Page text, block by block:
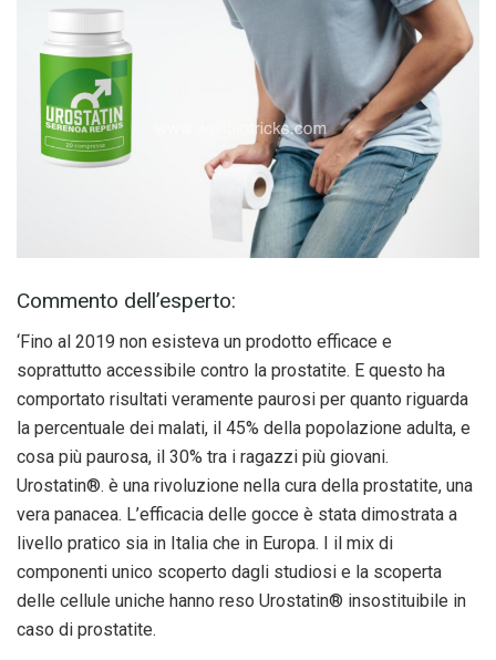
Commento dell’esperto:
‘Fino al 2019 non esisteva un prodotto efficace e
soprattutto accessibile contro la prostatite. E questo ha
comportato risultati veramente paurosi per quanto riguarda
la percentuale dei malati, il 45% della popolazione adulta, e
cosa più paurosa, il 30% tra i ragazzi più giovani.
Urostatin®. è una rivoluzione nella cura della prostatite, una
vera panacea. L’efficacia delle gocce è stata dimostrata a
livello pratico sia in Italia che in Europa. I il mix di
componenti unico scoperto dagli studiosi e la scoperta
delle cellule uniche hanno reso Urostatin® insostituibile in
caso di prostatite.